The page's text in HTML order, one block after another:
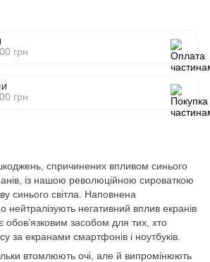
грн
грн
спричинених впливом синього
із нашою революційною сироваткою
синього світла. Наповнена
негативний вплив екранів
обов’язковим засобом для тих, хто
за екранами смартфонів і ноутбуків.
втомлюють очі, але й випромінюють